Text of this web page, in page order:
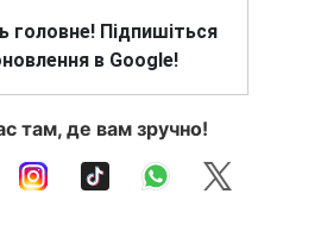
головне! Підпишіться
в Google!
там, де вам зручно!